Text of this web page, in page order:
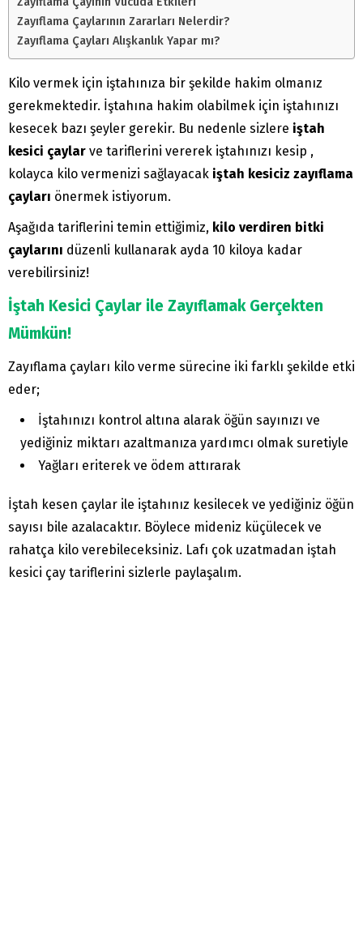
Zayıflama Çaylarının Zararları Nelerdir?
Zayıflama Çayları Alışkanlık Yapar mı?
Kilo vermek için iştahınıza bir şekilde hakim olmanız
gerekmektedir. İştahına hakim olabilmek için iştahınızı
kesecek bazı şeyler gerekir. Bu nedenle sizlere iştah
kesici çaylar ve tariflerini vererek iştahınızı kesip ,
kolayca kilo vermenizi sağlayacak iştah kesiciz zayıflama
çayları önermek istiyorum.
Aşağıda tariflerini temin ettiğimiz, kilo verdiren bitki
çaylarını düzenli kullanarak ayda 10 kiloya kadar
verebilirsiniz!
İştah Kesici Çaylar ile Zayıflamak Gerçekten
Mümkün!
Zayıflama çayları kilo verme sürecine iki farklı şekilde etki
eder;
İştahınızı kontrol altına alarak öğün sayınızı ve
yediğiniz miktarı azaltmanıza yardımcı olmak suretiyle
Yağları eriterek ve ödem attırarak
İştah kesen çaylar ile iştahınız kesilecek ve yediğiniz öğün
sayısı bile azalacaktır. Böylece mideniz küçülecek ve
rahatça kilo verebileceksiniz. Lafı çok uzatmadan iştah
kesici çay tariflerini sizlerle paylaşalım.